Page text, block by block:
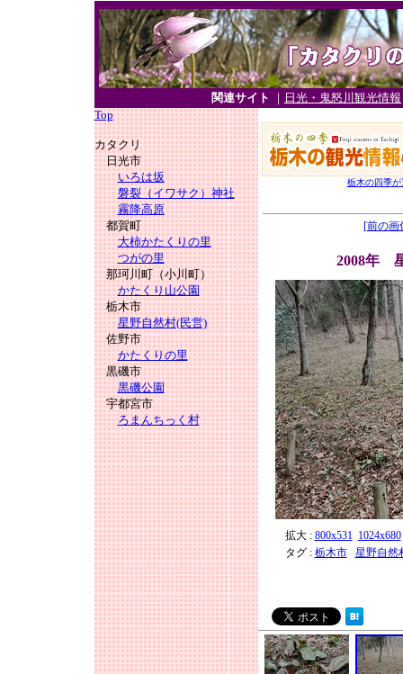
関連サイト ｜ 日光・鬼怒川観光情報
Top
カタクリ
日光市
いろは坂
磐裂（イワサク）神社
霧降高原
都賀町
大柿かたくりの里
つがの里
那珂川町（小川町）
かたくり山公園
栃木市
星野自然村(民営)
佐野市
かたくりの里
黒磯市
黒磯公園
宇都宮市
ろまんちっく村
栃木の四季
[前の画
2008年
拡大 : 800x531 1024x680
タグ : 栃木市 星野自然